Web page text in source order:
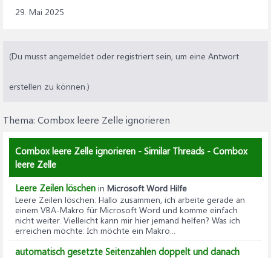
29. Mai 2025
(Du musst angemeldet oder registriert sein, um eine Antwort
erstellen zu können.)
Thema: Combox leere Zelle ignorieren
Combox leere Zelle ignorieren - Similar Threads - Combox
leere Zelle
Leere Zeilen löschen in Microsoft Word Hilfe
Leere Zeilen löschen: Hallo zusammen, ich arbeite gerade an
einem VBA-Makro für Microsoft Word und komme einfach
nicht weiter. Vielleicht kann mir hier jemand helfen? Was ich
erreichen möchte: Ich möchte ein Makro...
automatisch gesetzte Seitenzahlen doppelt und danach